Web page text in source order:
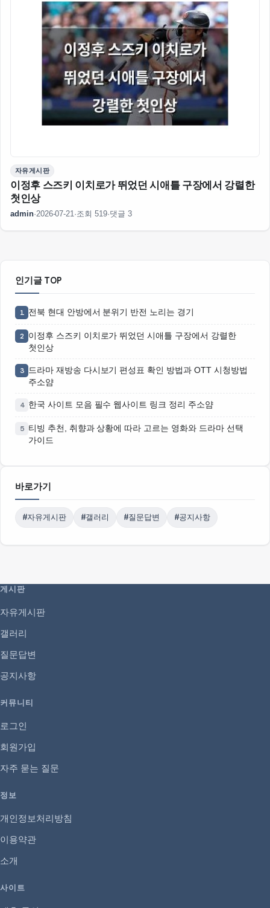
자유게시판
이정후 스즈키 이치로가 뛰었던 시애틀 구장에서 강렬한
첫인상
admin·2026-07-21·조회 519·댓글 3
인기글 TOP
1 전북 현대 안방에서 분위기 반전 노리는 경기
2 이정후 스즈키 이치로가 뛰었던 시애틀 구장에서 강렬한
첫인상
3 드라마 재방송 다시보기 편성표 확인 방법과 OTT 시청방법
주소얌
4 한국 사이트 모음 필수 웹사이트 링크 정리 주소얌
5 티빙 추천, 취향과 상황에 따라 고르는 영화와 드라마 선택
가이드
바로가기
#자유게시판 #갤러리 #질문답변 #공지사항
게시판
자유게시판
갤러리
질문답변
공지사항
커뮤니티
로그인
회원가입
자주 묻는 질문
정보
개인정보처리방침
이용약관
소개
사이트